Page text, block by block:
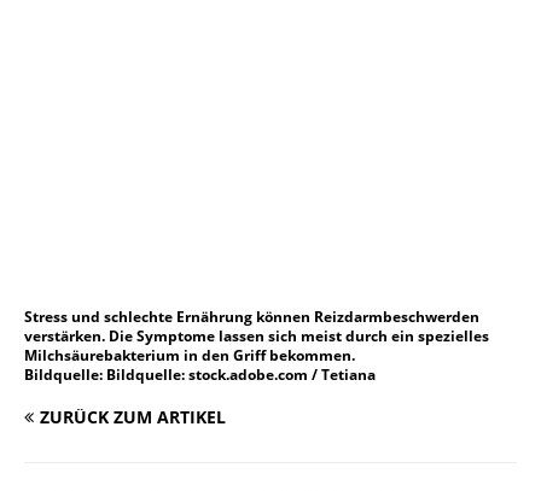
Stress und schlechte Ernährung können Reizdarmbeschwerden
verstärken. Die Symptome lassen sich meist durch ein spezielles
Milchsäurebakterium in den Griff bekommen.
Bildquelle: Bildquelle: stock.adobe.com / Tetiana
ZURÜCK ZUM ARTIKEL